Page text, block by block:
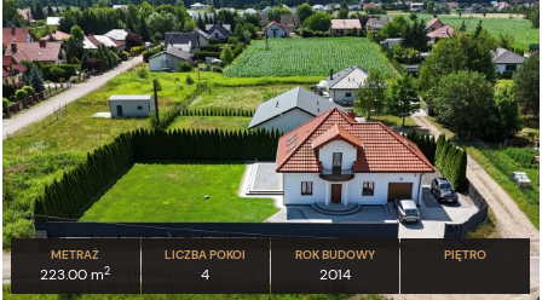
METRAŻ
223.00 m2
LICZBA POKOI
4
ROK BUDOWY
2014
PIĘTRO